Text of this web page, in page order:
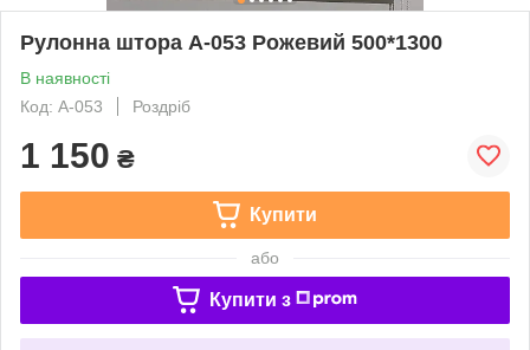
Рулонна штора А-053 Рожевий 500*1300
В наявності
Код: А-053
Роздріб
1 150 ₴
Купити
або
Купити з